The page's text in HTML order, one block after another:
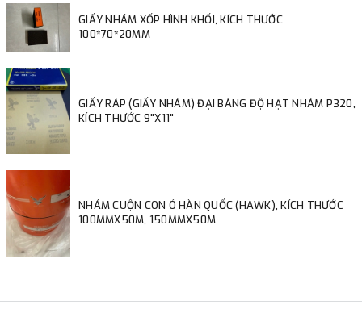
GIẤY NHÁM XỐP HÌNH KHỐI, KÍCH THƯỚC
100*70*20MM
GIẤY RÁP (GIẤY NHÁM) ĐẠI BÀNG ĐỘ HẠT NHÁM P320,
KÍCH THƯỚC 9"X11"
NHÁM CUỘN CON Ó HÀN QUỐC (HAWK), KÍCH THƯỚC
100MMX50M, 150MMX50M